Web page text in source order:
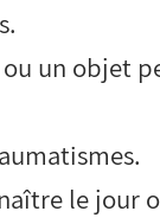
un objet
le jour